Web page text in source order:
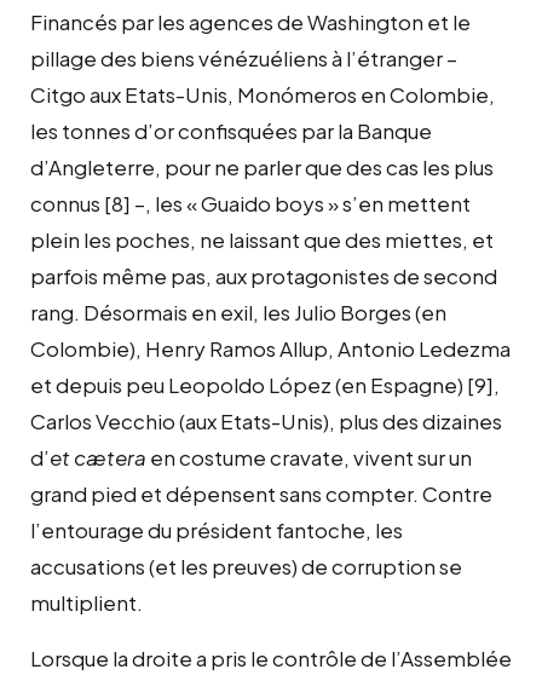
Financés par les agences de Washington et le
pillage des biens vénézuéliens à l’étranger –
Citgo aux Etats-Unis, Monómeros en Colombie,
les tonnes d’or confisquées par la Banque
d’Angleterre, pour ne parler que des cas les plus
connus [8] –, les « Guaido boys » s’en mettent
plein les poches, ne laissant que des miettes, et
parfois même pas, aux protagonistes de second
rang. Désormais en exil, les Julio Borges (en
Colombie), Henry Ramos Allup, Antonio Ledezma
et depuis peu Leopoldo López (en Espagne) [9],
Carlos Vecchio (aux Etats-Unis), plus des dizaines
d’et cætera en costume cravate, vivent sur un
grand pied et dépensent sans compter. Contre
l’entourage du président fantoche, les
accusations (et les preuves) de corruption se
multiplient.
Lorsque la droite a pris le contrôle de l’Assemblée